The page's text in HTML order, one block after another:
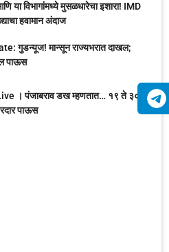
या विभागांमध्ये मुसळधारेचा इशारा! IMD
हवामान अंदाज
गुडन्यूज! मान्सून राज्यभरात दाखल;
पाऊस
। पंजाबराव डख म्हणतात… १९ ते ३० जून
पाऊस